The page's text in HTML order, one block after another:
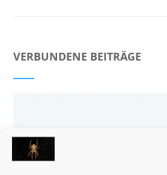
VERBUNDENE BEITRÄGE